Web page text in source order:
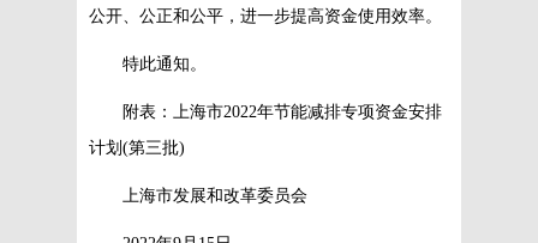
公开、公正和公平，进一步提高资金使用效率。
特此通知。
附表：上海市2022年节能减排专项资金安排
计划(第三批)
上海市发展和改革委员会